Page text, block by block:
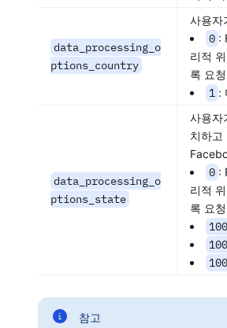
data_processing_o
ptions_country
사용자
0 :
리적
록 요
1 :
data_processing_o
ptions_state
사용자
치하고
0 :
리적
록 요
참고